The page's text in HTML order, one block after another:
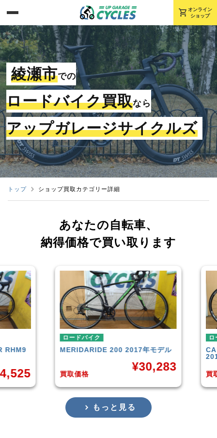
shopping_cart オンライン
ショップ
綾瀬市での
ロードバイク買取なら
アップガレージサイクルズ
トップ ショップ買取カテゴリー詳細
あなたの自転車、
納得価格で買い取ります
ロードバイク
MERIDARIDE 200 2017年モデル
買取価格
30,283
ロー
買取
もっと見る